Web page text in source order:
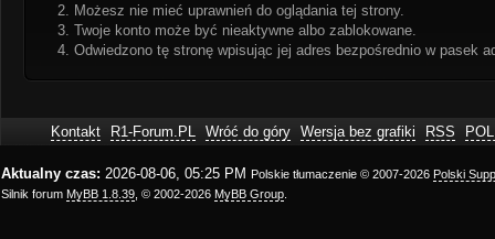
Możesz nie mieć uprawnień do oglądania tej strony.
Twoje konto może być nieaktywne albo zablokowane.
Odwiedzono tę stronę wpisując jej adres bezpośrednio w pasek
Kontakt R1-Forum.PL Wróć do góry Wersja bez grafiki RSS
Aktualny czas: 2026-08-06, 05:25 PM Polskie tłumaczenie © 2007-2026 Polski
Silnik forum MyBB 1.8.39 , © 2002-2026 MyBB Group